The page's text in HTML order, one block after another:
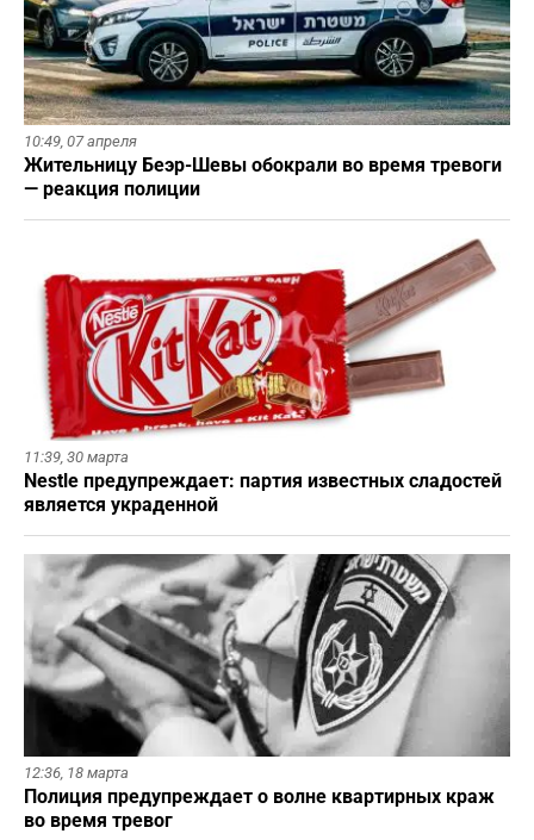
10:49, 07 апреля
Жительницу Беэр-Шевы обокрали во время тревоги
— реакция полиции
11:39, 30 марта
Nestle предупреждает: партия известных сладостей
является украденной
12:36, 18 марта
Полиция предупреждает о волне квартирных краж
во время тревог